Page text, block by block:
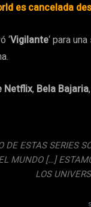
es cancelada
‘Vigilante‘ para
Netflix, Bela Bajaria
DE ESTAS SERIES
MUNDO […]
LOS